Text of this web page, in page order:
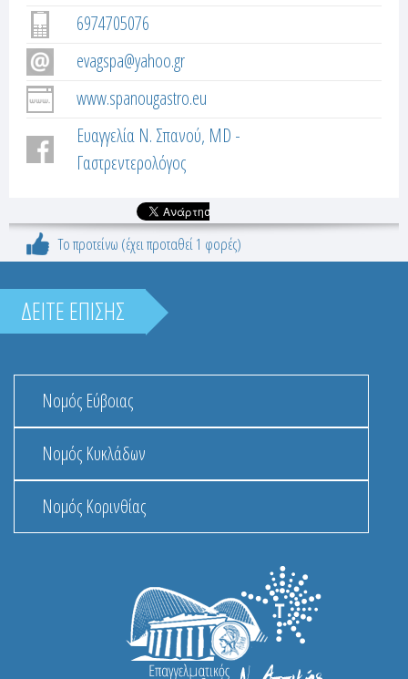
6974705076
evagspa@yahoo.gr
www.spanougastro.eu
Ευαγγελία Ν. Σπανού, MD -
Γαστρεντερολόγος
Το προτείνω (έχει προταθεί 1 φορές)
ΔΕΙΤΕ ΕΠΙΣΗΣ
Νομός Εύβοιας
Νομός Κυκλάδων
Νομός Κορινθίας